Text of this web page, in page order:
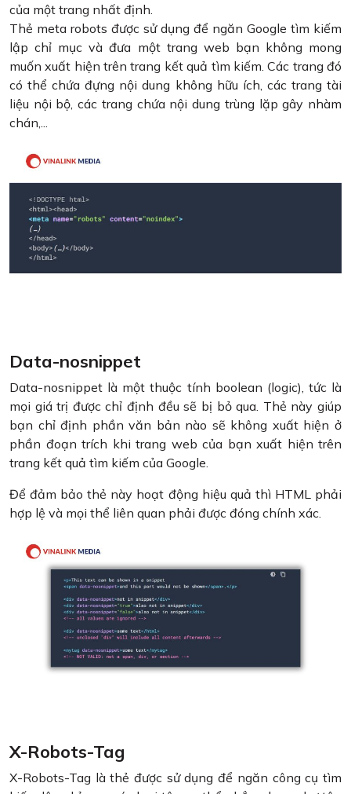
của một trang nhất định.
Thẻ meta robots được sử dụng để ngăn Google tìm kiếm
lập chỉ mục và đưa một trang web bạn không mong
muốn xuất hiện trên trang kết quả tìm kiếm. Các trang đó
có thể chứa đựng nội dung không hữu ích, các trang tài
liệu nội bộ, các trang chứa nội dung trùng lặp gây nhàm
chán,...
Data-nosnippet
Data-nosnippet là một thuộc tính boolean (logic), tức là
mọi giá trị được chỉ định đều sẽ bị bỏ qua. Thẻ này giúp
bạn chỉ định phần văn bản nào sẽ không xuất hiện ở
phần đoạn trích khi trang web của bạn xuất hiện trên
trang kết quả tìm kiếm của Google.
Để đảm bảo thẻ này hoạt động hiệu quả thì HTML phải
hợp lệ và mọi thể liên quan phải được đóng chính xác.
X-Robots-Tag
X-Robots-Tag là thẻ được sử dụng để ngăn công cụ tìm